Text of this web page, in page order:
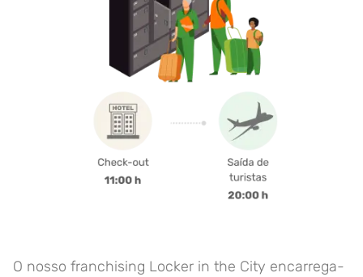
O nosso franchising Locker in the City encarrega-